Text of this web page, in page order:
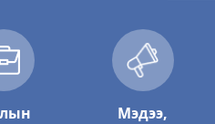
байгуулалтын газар
Мэдээ,